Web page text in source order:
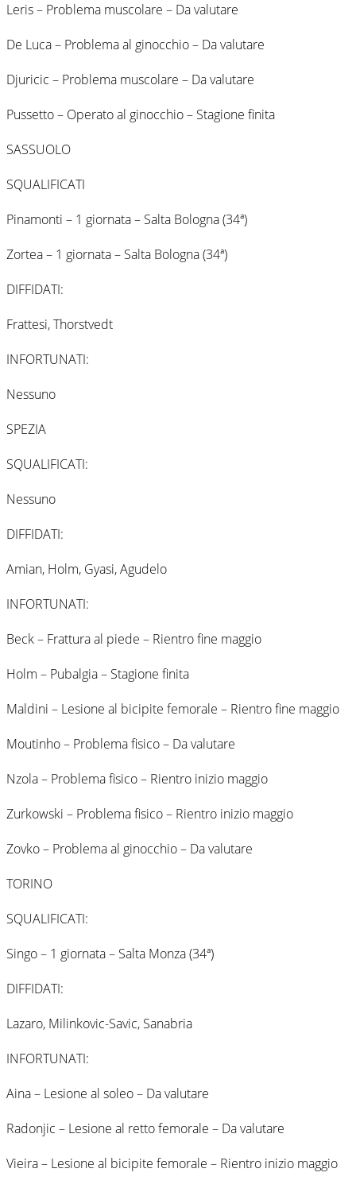
Leris – Problema muscolare – Da valutare
De Luca – Problema al ginocchio – Da valutare
Djuricic – Problema muscolare – Da valutare
Pussetto – Operato al ginocchio – Stagione finita
SASSUOLO
SQUALIFICATI
Pinamonti – 1 giornata – Salta Bologna (34ª)
Zortea – 1 giornata – Salta Bologna (34ª)
DIFFIDATI:
Frattesi, Thorstvedt
INFORTUNATI:
Nessuno
SPEZIA
SQUALIFICATI:
Nessuno
DIFFIDATI:
Amian, Holm, Gyasi, Agudelo
INFORTUNATI:
Beck – Frattura al piede – Rientro fine maggio
Holm – Pubalgia – Stagione finita
Maldini – Lesione al bicipite femorale – Rientro fine maggio
Moutinho – Problema fisico – Da valutare
Nzola – Problema fisico – Rientro inizio maggio
Zurkowski – Problema fisico – Rientro inizio maggio
Zovko – Problema al ginocchio – Da valutare
TORINO
SQUALIFICATI:
Singo – 1 giornata – Salta Monza (34ª)
DIFFIDATI:
Lazaro, Milinkovic-Savic, Sanabria
INFORTUNATI:
Aina – Lesione al soleo – Da valutare
Radonjic – Lesione al retto femorale – Da valutare
Vieira – Lesione al bicipite femorale – Rientro inizio maggio